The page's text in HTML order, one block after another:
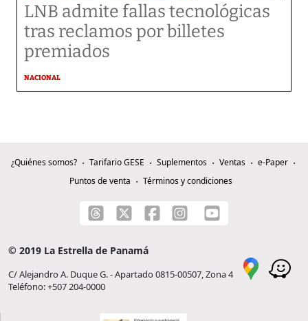
LNB admite fallas tecnológicas
tras reclamos por billetes
premiados
NACIONAL
¿Quiénes somos? Tarifario GESE Suplementos Ventas
e-Paper
Puntos de venta
Términos y condiciones
© 2019 La Estrella de Panamá
C/ Alejandro A. Duque G. - Apartado 0815-00507, Zona 4
Teléfono: +507 204-0000